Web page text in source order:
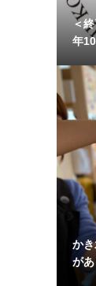
＜
年
か
が